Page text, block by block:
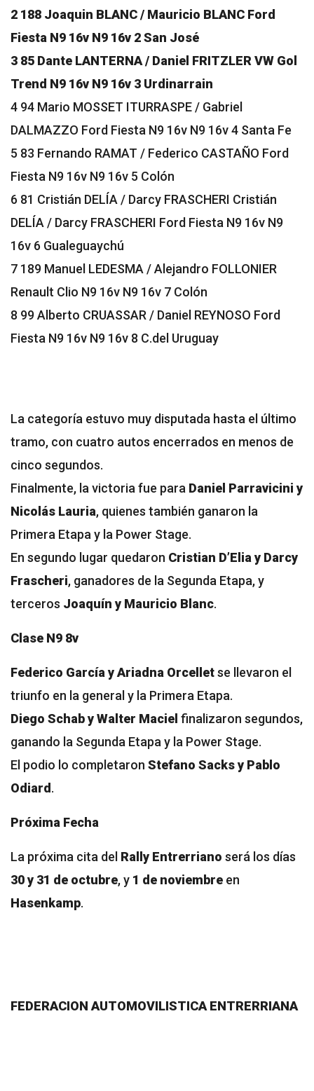
2 188 Joaquin BLANC / Mauricio BLANC Ford
Fiesta N9 16v N9 16v 2 San José
3 85 Dante LANTERNA / Daniel FRITZLER VW Gol
Trend N9 16v N9 16v 3 Urdinarrain
4 94 Mario MOSSET ITURRASPE / Gabriel
DALMAZZO Ford Fiesta N9 16v N9 16v 4 Santa Fe
5 83 Fernando RAMAT / Federico CASTAÑO Ford
Fiesta N9 16v N9 16v 5 Colón
6 81 Cristián DELÍA / Darcy FRASCHERI Cristián
DELÍA / Darcy FRASCHERI Ford Fiesta N9 16v N9
16v 6 Gualeguaychú
7 189 Manuel LEDESMA / Alejandro FOLLONIER
Renault Clio N9 16v N9 16v 7 Colón
8 99 Alberto CRUASSAR / Daniel REYNOSO Ford
Fiesta N9 16v N9 16v 8 C.del Uruguay
La categoría estuvo muy disputada hasta el último
tramo, con cuatro autos encerrados en menos de
cinco segundos.
Finalmente, la victoria fue para Daniel Parravicini y
Nicolás Lauria, quienes también ganaron la
Primera Etapa y la Power Stage.
En segundo lugar quedaron Cristian D’Elia y Darcy
Frascheri, ganadores de la Segunda Etapa, y
terceros Joaquín y Mauricio Blanc.
Clase N9 8v
Federico García y Ariadna Orcelletse llevaron el
triunfo en la general y la Primera Etapa.
Diego Schab y Walter Maciel finalizaron segundos,
ganando la Segunda Etapa y la Power Stage.
El podio lo completaron Stefano Sacks y Pablo
Odiard .
Próxima Fecha
La próxima cita del Rally Entrerriano será los días
30 y 31 de octubre, y 1 de noviembre en
Hasenkamp.
FEDERACION AUTOMOVILISTICA ENTRERRIANA